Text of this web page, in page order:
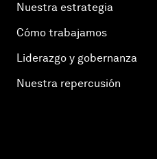
Nuestra estrategia
Cómo trabajamos
Liderazgo y gobernanza
Nuestra repercusión